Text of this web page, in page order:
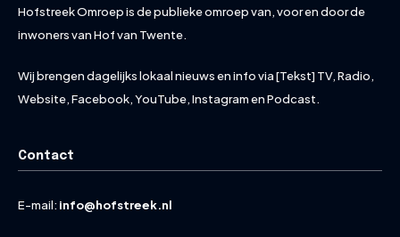
Hofstreek Omroep is de publieke omroep van, voor en door de
inwoners van Hof van Twente.
Wij brengen dagelijks lokaal nieuws en info via [Tekst] TV, Radio,
Website, Facebook, YouTube, Instagram en Podcast.
Contact
E-mail: info@hofstreek.nl